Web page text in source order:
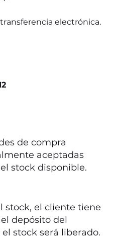
electrónica.
de compra
aceptadas
stock disponible.
stock, el cliente tiene
depósito del
stock será liberado.